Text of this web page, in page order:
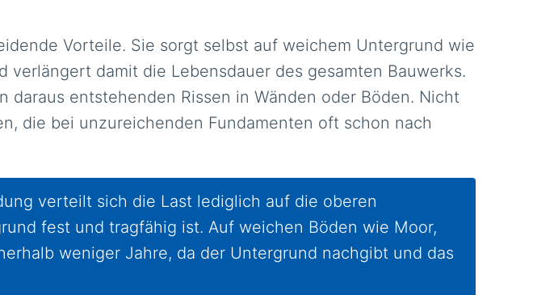
Vorteile. Sie sorgt selbst auf weichem Untergrund wie
damit die Lebensdauer des gesamten Bauwerks.
entstehenden Rissen in Wänden oder Böden. Nicht
die bei unzureichenden Fundamenten oft schon nach
verteilt sich die Last lediglich auf die oberen
fest und tragfähig ist. Auf weichen Böden wie Moor,
weniger Jahre, da der Untergrund nachgibt und das